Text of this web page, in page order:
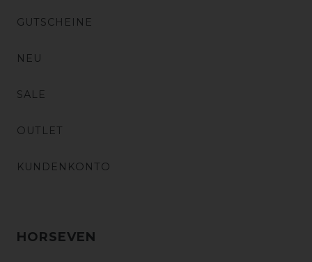
GUTSCHEINE
NEU
SALE
OUTLET
KUNDENKONTO
HORSEVEN